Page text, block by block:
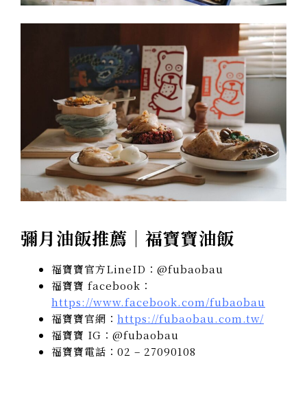
彌月油飯推薦｜福寶寶油飯
福寶寶官方LineID：@fubaobau
福寶寶 facebook：
https://www.facebook.com/fubaobau
福寶寶官網： https://fubaobau.com.tw/
福寶寶 IG：@fubaobau
福寶寶電話：02 – 27090108